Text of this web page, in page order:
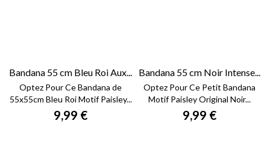
Bandana 55 cm Bleu Roi Aux...
Optez Pour Ce Bandana de
55x55cm Bleu Roi Motif Paisley...
9,99 €
Bandana 55 cm Noir Intense...
Optez Pour Ce Petit Bandana
Motif Paisley Original Noir...
9,99 €